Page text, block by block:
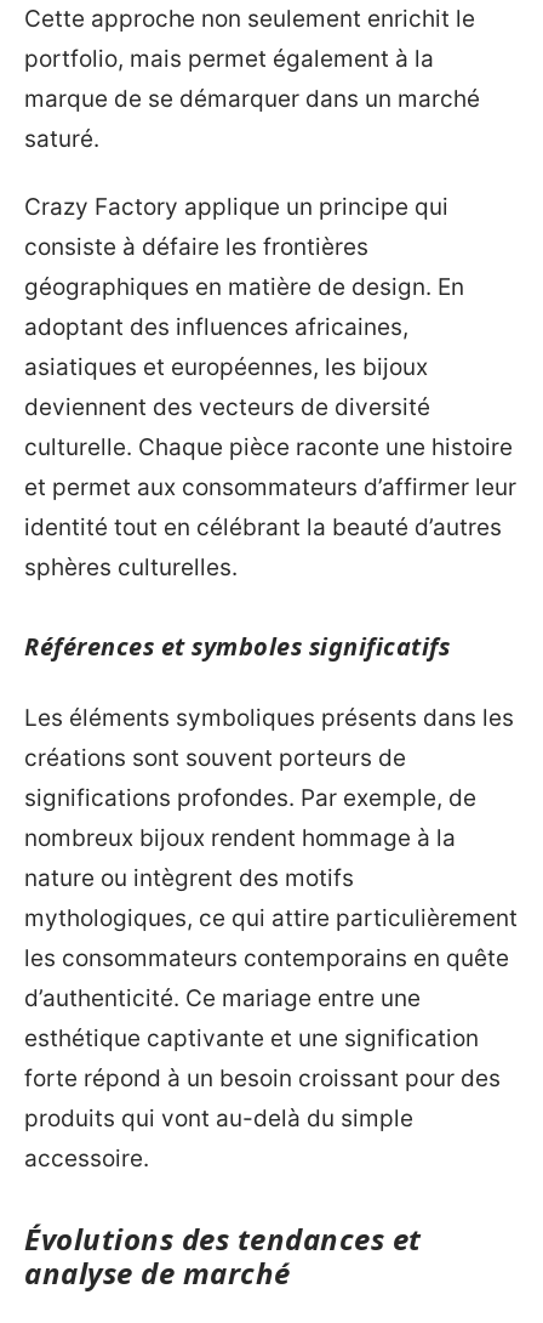
Cette approche non seulement enrichit le
portfolio, mais permet également à la
marque de se démarquer dans un marché
saturé.
Crazy Factory applique un principe qui
consiste à défaire les frontières
géographiques en matière de design. En
adoptant des influences africaines,
asiatiques et européennes, les bijoux
deviennent des vecteurs de diversité
culturelle. Chaque pièce raconte une histoire
et permet aux consommateurs d’affirmer leur
identité tout en célébrant la beauté d’autres
sphères culturelles.
Références et symboles significatifs
Les éléments symboliques présents dans les
créations sont souvent porteurs de
significations profondes. Par exemple, de
nombreux bijoux rendent hommage à la
nature ou intègrent des motifs
mythologiques, ce qui attire particulièrement
les consommateurs contemporains en quête
d’authenticité. Ce mariage entre une
esthétique captivante et une signification
forte répond à un besoin croissant pour des
produits qui vont au-delà du simple
accessoire.
Évolutions des tendances et
analyse de marché